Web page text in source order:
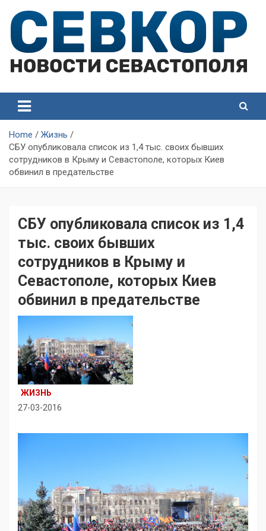
content
Севастополя
Севастополя
Home
Жизнь
СБУ опубликовала список из 1,4 тыс. своих бывших
сотрудников в Крыму и Севастополе, которых Киев
обвинил в предательстве
СБУ опубликовала список из 1,4
тыс. своих бывших
сотрудников в Крыму и
Севастополе, которых Киев
обвинил в предательстве
ЖИЗНЬ
27-03-2016